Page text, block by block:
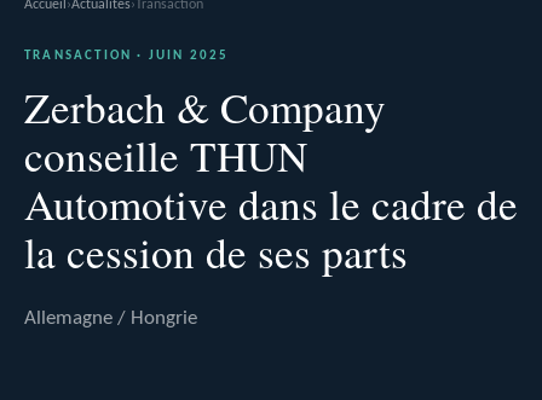
Accueil ›Actualités›Transaction
TRANSACTION · JUIN 2025
Zerbach & Company
conseille THUN
Automotive dans le cadre de
la cession de ses parts
Allemagne / Hongrie